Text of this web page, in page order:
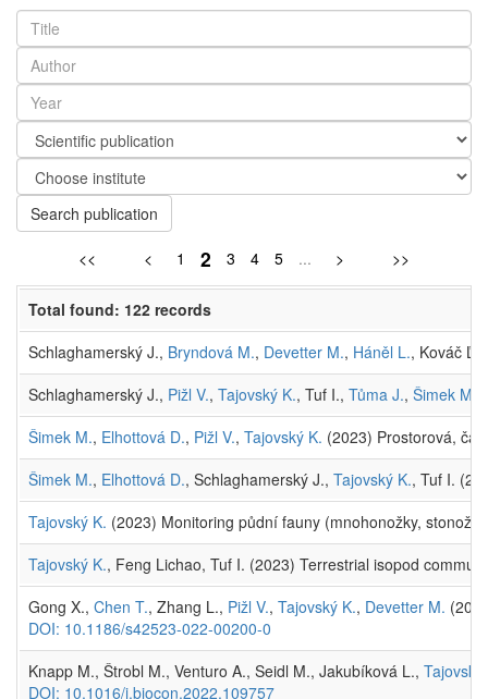
Search publication
<< < 1 2 3 4 5 ... > >>
Total found: 122 records
Schlaghamerský J., Bryndová M., Devetter M., Háněl L., Kováč Ľ.,
Schlaghamerský J., Pižl V., Tajovský K., Tuf I., Tůma J., Šimek M.
Šimek M., Elhottová D., Pižl V., Tajovský K. (2023) Prostorová,
Šimek M., Elhottová D., Schlaghamerský J., Tajovský K., Tuf I.
Tajovský K. (2023) Monitoring půdní fauny (mnohonožky,
Tajovský K., Feng Lichao, Tuf I. (2023) Terrestrial isopod
Gong X., Chen T., Zhang L., Pižl V., Tajovský K., Devetter M.
DOI: 10.1186/s42523-022-00200-0
Knapp M., Štrobl M., Venturo A., Seidl M., Jakubíková L., Tajovský
DOI: 10.1016/j.biocon.2022.109757